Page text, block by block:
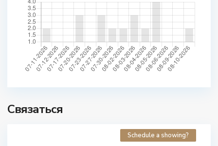
Связаться
Schedule a showing?